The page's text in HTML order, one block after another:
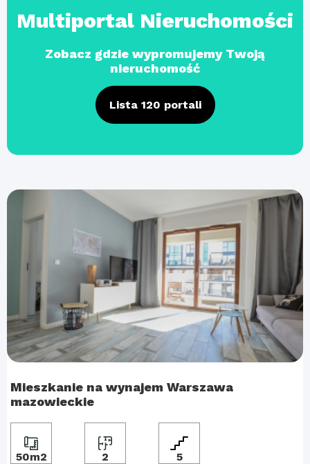
Multiportal Nieruchomości
Zobacz gdzie wypromujemy Twoją
nieruchomość
Lista 120 portali
Mieszkanie na wynajem Warszawa
mazowieckie
50m2 2 5